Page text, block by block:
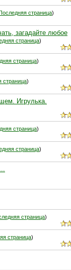
страница)
загадайте любое
страница)
страница)
страница)
Игрулька.
страница)
страница)
страница)
страница)